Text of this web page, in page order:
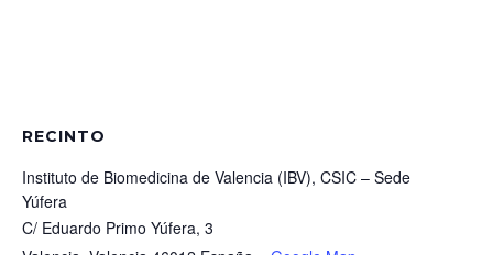
RECINTO
Instituto de Biomedicina de Valencia (IBV), CSIC – Sede
Yúfera
C/ Eduardo Primo Yúfera, 3